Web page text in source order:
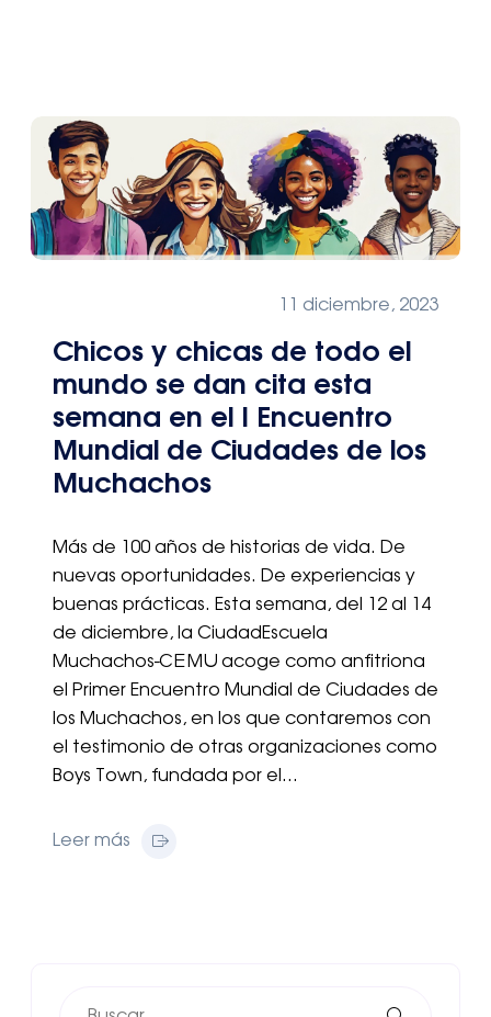
11 diciembre, 2023
Chicos y chicas de todo el
mundo se dan cita esta
semana en el I Encuentro
Mundial de Ciudades de los
Muchachos
Más de 100 años de historias de vida. De
nuevas oportunidades. De experiencias y
buenas prácticas. Esta semana, del 12 al 14
de diciembre, la CiudadEscuela
Muchachos-CEMU acoge como anfitriona
el Primer Encuentro Mundial de Ciudades de
los Muchachos, en los que contaremos con
el testimonio de otras organizaciones como
Boys Town, fundada por el…
Leer más